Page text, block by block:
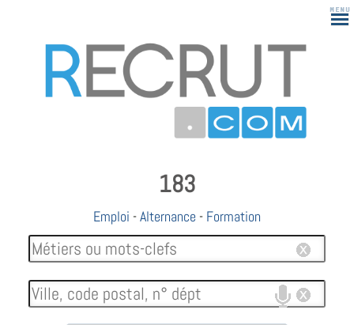
183
Emploi -Alternance - Formation